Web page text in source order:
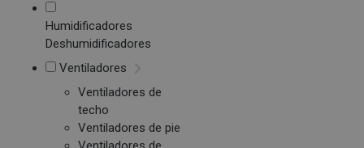
Humidificadores
Deshumidificadores
Ventiladores
Ventiladores de
techo
Ventiladores de pie